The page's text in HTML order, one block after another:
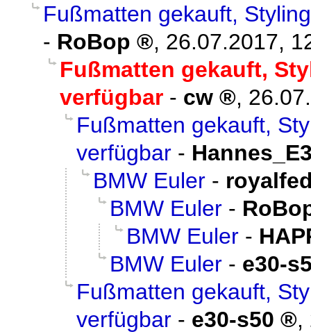
Fußmatten gekauft,
- RoBop , 26.07.2017,
Fußmatten gekauft,
verfügbar - cw ,
Fußmatten gekauft,
verfügbar -
BMW Euler -
BMW Euler -
BMW Euler -
BMW Euler - e30-
Fußmatten gekauft,
verfügbar - e30-s50 ,